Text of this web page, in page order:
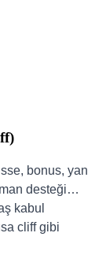
bonus, yan
desteği…
kabul
cliff gibi